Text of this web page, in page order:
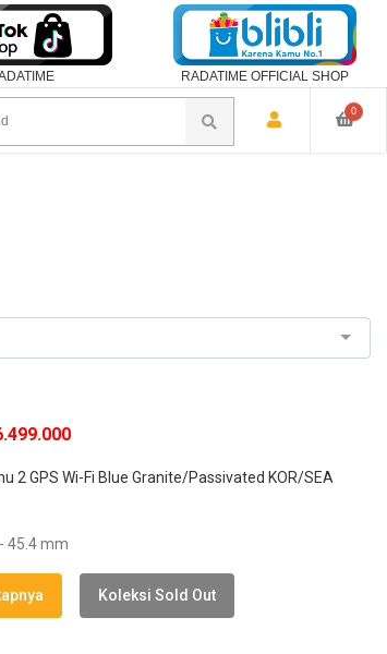
RADATIME OFFICIAL SHOP
0
2 GPS Wi-Fi Blue Granite/Passivated KOR/SEA
45.4 mm
Koleksi Sold Out